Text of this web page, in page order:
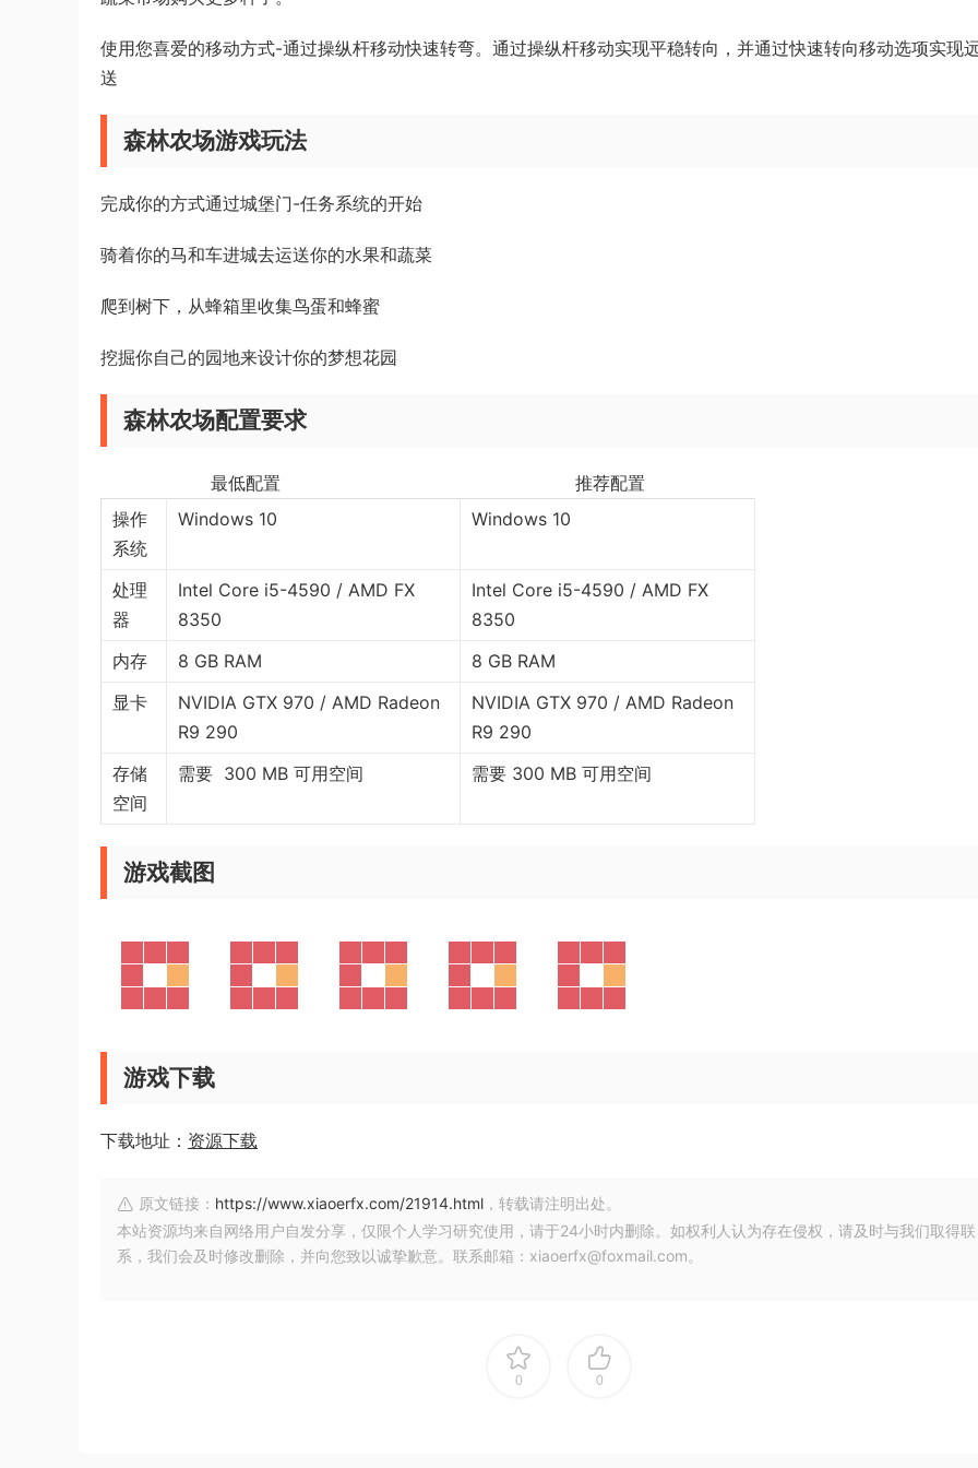
使用您喜爱的移动方式-通过操纵杆移动快速转弯。通过操纵杆移动实现平稳转向，并通过快速转向移动选项实现
送
森林农场游戏玩法
完成你的方式通过城堡门-任务系统的开始
骑着你的马和车进城去运送你的水果和蔬菜
爬到树下，从蜂箱里收集鸟蛋和蜂蜜
挖掘你自己的园地来设计你的梦想花园
森林农场配置要求
最低配置 推荐配置
操作
系统
​Windows 10 Windows 10
处理
器
Intel Core i5-4590 / AMD FX
8350
Intel Core i5-4590 / AMD FX
8350
内存
8 GB RAM
8 GB RAM
显卡
NVIDIA GTX 970 / AMD Radeon
R9 290
NVIDIA GTX 970 / AMD Radeon
R9 290
存储
空间
需要 300 MB 可用空间 需要 300 MB 可用空间
游戏截图
游戏下载
下载地址： 资源下载
原文链接： https://www.xiaoerfx.com/21914.html ，转载请注明出处。
本站资源均来自网络用户自发分享，仅限个人学习研究使用，请于24小时内删除。如权利人认为存在侵权，请及时与我们取得联
系，我们会及时修改删除，并向您致以诚挚歉意。联系邮箱：xiaoerfx@foxmail.com。
0 0